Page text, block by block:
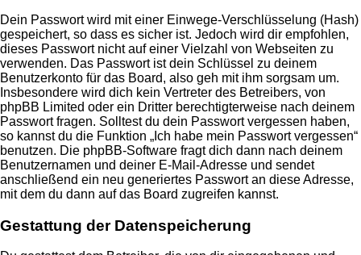
Dein Passwort wird mit einer Einwege-Verschlüsselung (Hash)
gespeichert, so dass es sicher ist. Jedoch wird dir empfohlen,
dieses Passwort nicht auf einer Vielzahl von Webseiten zu
verwenden. Das Passwort ist dein Schlüssel zu deinem
Benutzerkonto für das Board, also geh mit ihm sorgsam um.
Insbesondere wird dich kein Vertreter des Betreibers, von
phpBB Limited oder ein Dritter berechtigterweise nach deinem
Passwort fragen. Solltest du dein Passwort vergessen haben,
so kannst du die Funktion „Ich habe mein Passwort vergessen“
benutzen. Die phpBB-Software fragt dich dann nach deinem
Benutzernamen und deiner E-Mail-Adresse und sendet
anschließend ein neu generiertes Passwort an diese Adresse,
mit dem du dann auf das Board zugreifen kannst.
Gestattung der Datenspeicherung